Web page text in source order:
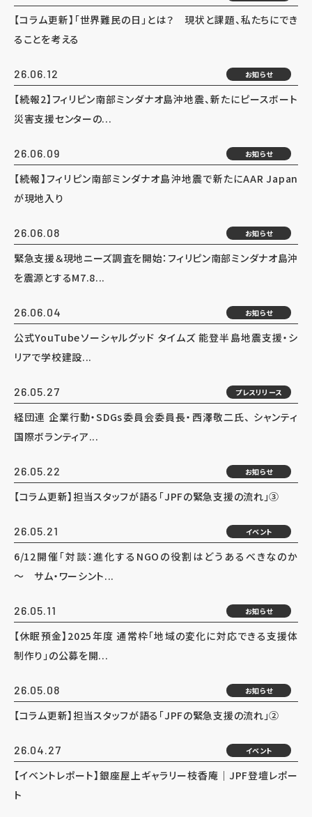
【コラム更新】「世界難民の日」とは？ 現状と課題、私たちにでき
ることを考える
26.06.12 お知らせ
【続報2】フィリピン南部ミンダナオ島沖地震、新たにピースボート
災害支援センターの...
26.06.09 お知らせ
【続報】フィリピン南部ミンダナオ島沖地震で新たにAAR Japan
が現地入り
26.06.08 お知らせ
緊急支援＆現地ニーズ調査を開始：フィリピン南部ミンダナオ島沖
を震源とするM7.8...
26.06.04 お知らせ
公式YouTubeソーシャルグッド タイムズ 能登半島地震支援・シ
リアで学校建設...
26.05.27 プレスリリース
経団連 企業行動・SDGs委員会委員長・西澤敬二氏、 シャンティ
国際ボランティア...
26.05.22 お知らせ
【コラム更新】担当スタッフが語る「JPFの緊急支援の流れ」③
26.05.21 イベント
6/12開催「対談：進化するNGOの役割はどうあるべきなのか
～ サム・ワーシント...
26.05.11 お知らせ
【休眠預金】2025年度 通常枠「地域の変化に対応できる支援体
制作り」の公募を開...
26.05.08 お知らせ
【コラム更新】担当スタッフが語る「JPFの緊急支援の流れ」②
26.04.27 イベント
【イベントレポート】銀座屋上ギャラリー枝香庵｜JPF登壇レポー
ト